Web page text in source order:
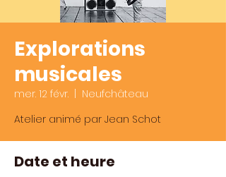
Explorations
musicales
mer. 12 févr.
Neufchâteau
Atelier animé par Jean Schot
Date et heure